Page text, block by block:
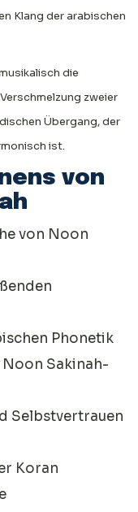
Klang der arabischen
die
zweier
Übergang, der
ist.
von
von Noon
Phonetik
Sakinah-
Selbstvertrauen
Koran